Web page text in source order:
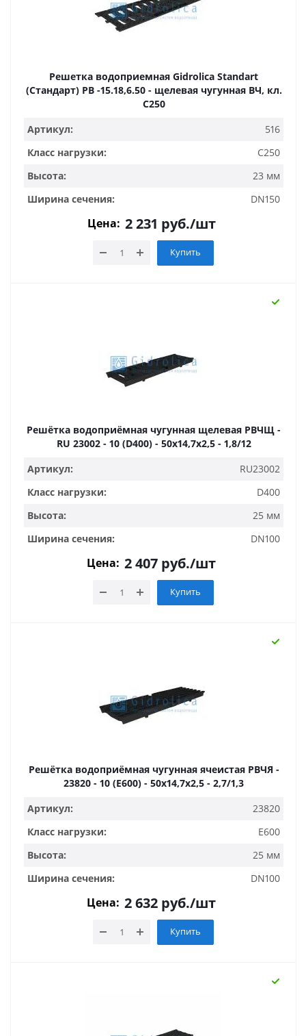
Решетка водоприемная Gidrolica Standart
(Стандарт) РВ -15.18,6.50 - щелевая чугунная ВЧ, кл.
С250
Артикул:
516
Класс нагрузки:
C250
Высота:
23 мм
Ширина сечения:
DN150
Цена: 2 231 руб./шт
Купить
Решётка водоприёмная чугунная щелевая РВЧЩ -
RU 23002 - 10 (D400) - 50х14,7х2,5 - 1,8/12
Артикул:
RU23002
Класс нагрузки:
D400
Высота:
25 мм
Ширина сечения:
DN100
Цена: 2 407 руб./шт
Купить
Решётка водоприёмная чугунная ячеистая РВЧЯ -
23820 - 10 (Е600) - 50х14,7х2,5 - 2,7/1,3
Артикул:
23820
Класс нагрузки:
E600
Высота:
25 мм
Ширина сечения:
DN100
Цена: 2 632 руб./шт
Купить